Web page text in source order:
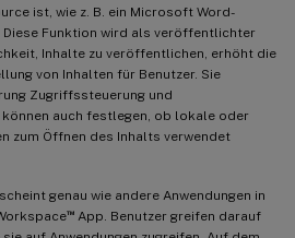
ist, wie z. B. ein Microsoft Word-
Diese Funktion wird als veröffentlichter
Inhalte zu veröffentlichen, erhöht die
von Inhalten für Benutzer. Sie
Zugriffssteuerung und
können auch festlegen, ob lokale oder
zum Öffnen des Inhalts verwendet
genau wie andere Anwendungen in
™ App. Benutzer greifen darauf